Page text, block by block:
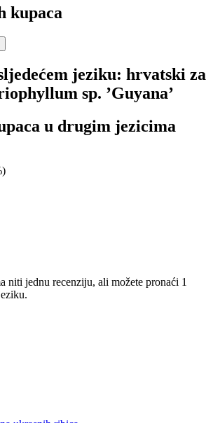
kupaca
jeziku: hrvatski za
sp. ’Guyana’
u drugim jezicima
niti jednu recenziju, ali možete pronaći 1